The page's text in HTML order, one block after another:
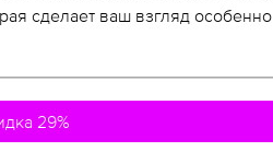
сделает ваш взгляд особенно
29%